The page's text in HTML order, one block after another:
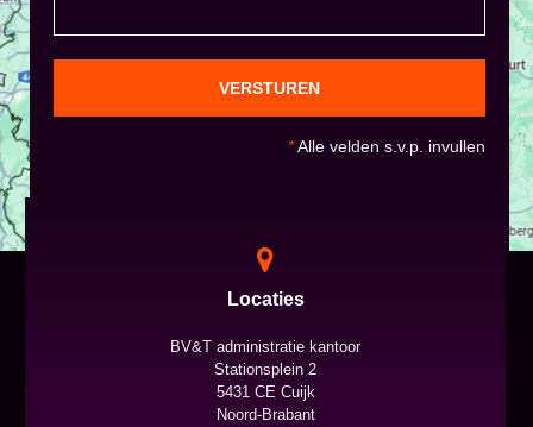
VERSTUREN
*Alle velden s.v.p. invullen
Locaties
BV&T administratie kantoor
Stationsplein 2
5431 CE Cuijk
Noord-Brabant